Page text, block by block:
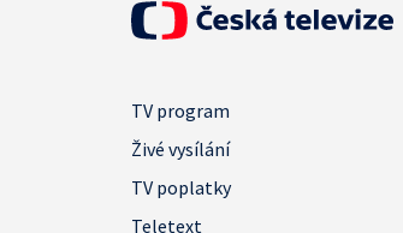
TV program
Živé vysílání
TV poplatky
Teletext